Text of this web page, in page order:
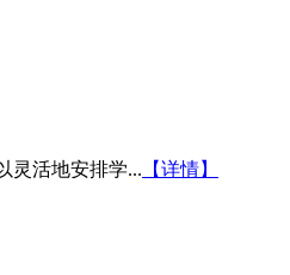
灵活地安排学... 【详情】